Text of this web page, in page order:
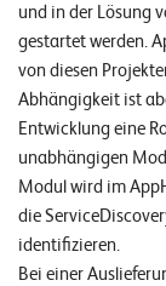
und in der Lösung
gestartet werden.
von diesen
Abhängigkeit ist
Entwicklung eine
unabhängigen
Modul wird im
die
identifizieren.
Bei einer